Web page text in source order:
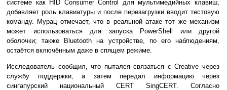
системе как HID Consumer Control для мультимедийных клавиш,
добавляет роль клавиатуры и после перезагрузки вводит тестовую
команду. Мурац отмечает, что в реальной атаке тот же механизм
может использоваться для запуска PowerShell или другой
оболочки; также Bluetooth на устройстве, по его наблюдениям,
остаётся включённым даже в спящем режиме.
Исследователь сообщил, что пытался связаться с Creative через
службу поддержки, а затем передал информацию через
сингапурский национальный CERT SingCERT. Согласно